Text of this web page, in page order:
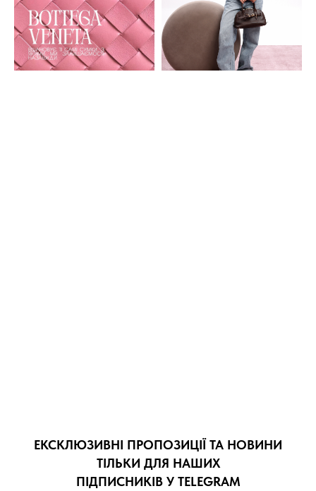
ЕКСКЛЮЗИВНІ ПРОПОЗИЦІЇ ТА НОВИНИ
ТІЛЬКИ ДЛЯ НАШИХ
ПІДПИСНИКІВ У TELEGRAM